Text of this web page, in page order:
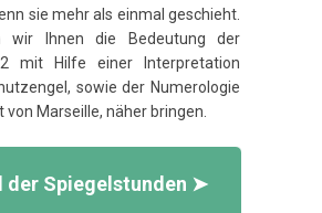
sie mehr als einmal geschieht.
wir Ihnen die Bedeutung der
mit Hilfe einer Interpretation
sowie der Numerologie
von Marseille, näher bringen.
der Spiegelstunden ➤